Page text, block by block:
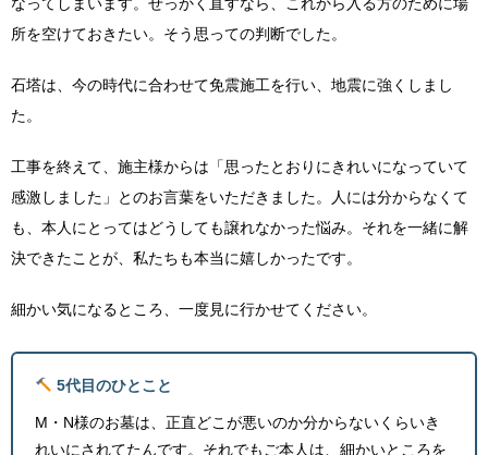
なってしまいます。せっかく直すなら、これから入る方のために場
所を空けておきたい。そう思っての判断でした。
石塔は、今の時代に合わせて免震施工を行い、地震に強くしまし
た。
工事を終えて、施主様からは「思ったとおりにきれいになっていて
感激しました」とのお言葉をいただきました。人には分からなくて
も、本人にとってはどうしても譲れなかった悩み。それを一緒に解
決できたことが、私たちも本当に嬉しかったです。
細かい気になるところ、一度見に行かせてください。
5代目のひとこと
M・N様のお墓は、正直どこが悪いのか分からないくらいき
れいにされてたんです。それでもご本人は、細かいところを